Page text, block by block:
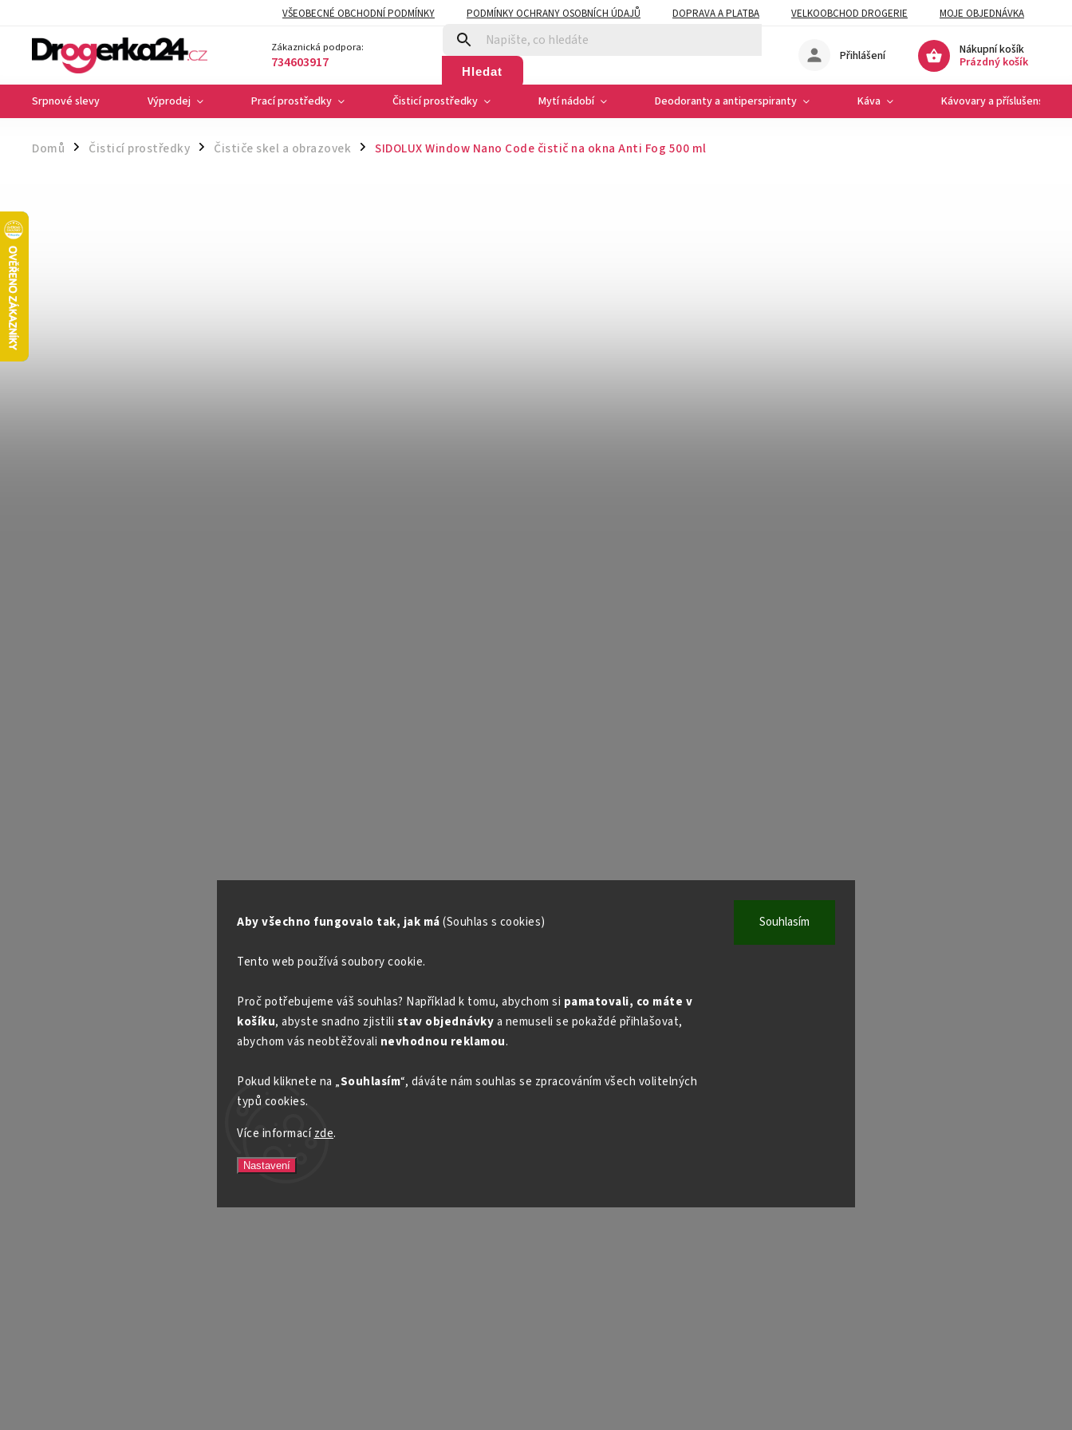
Aby všechno fungovalo tak, jak má(Souhlas s cookies)
Tento web používá soubory cookie.
Proč potřebujeme váš souhlas? Například k tomu, abychom si pamatovali, co máte v
košíku, abyste snadno zjistili stav objednávkya nemuseli se pokaždé přihlašovat,
abychom vás neobtěžovali nevhodnou reklamou.
Pokud kliknete na „Souhlasím“, dáváte nám souhlas se zpracováním všech volitelných
typů cookies.
Více informacízde.
Nastavení
Souhlasím
VŠEOBECNÉ OBCHODNÍ PODMÍNKY PODMÍNKY OCHRANY OSOBNÍCH ÚDAJŮ DOPRAVA A PLATBA VELKOOBCHOD DROGERIE MOJE OBJEDNÁVKA
Zákaznická podpora:
734603917 Hledat
Nákupní košík
Prázdný košík
Přihlášení
Srpnové slevy Výprodej Prací prostředky Čisticí prostředky Mytí nádobí Deodoranty a antiperspiranty Káva Kávovary a příslušenství
Domů / Čisticí prostředky / Čističe skel a obrazovek / SIDOLUX Window Nano Code čistič na okna Anti Fog 500 ml